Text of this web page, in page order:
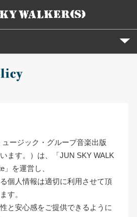
ージック・グループ音楽出版
ます。）は、「JUN SKY WALK
」を運営し、
個人情報は適切に利用させて頂
す。
と安心感をご提供できるように